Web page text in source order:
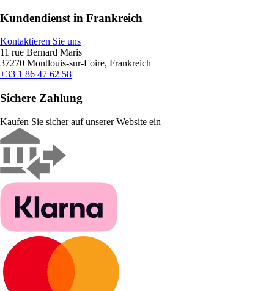
Kundendienst in Frankreich
Kontaktieren Sie uns
11 rue Bernard Maris
37270 Montlouis-sur-Loire, Frankreich
+33 1 86 47 62 58
Sichere Zahlung
Kaufen Sie sicher auf unserer Website ein